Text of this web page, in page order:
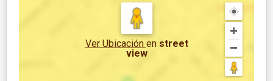
Ver Ubicación en street
view